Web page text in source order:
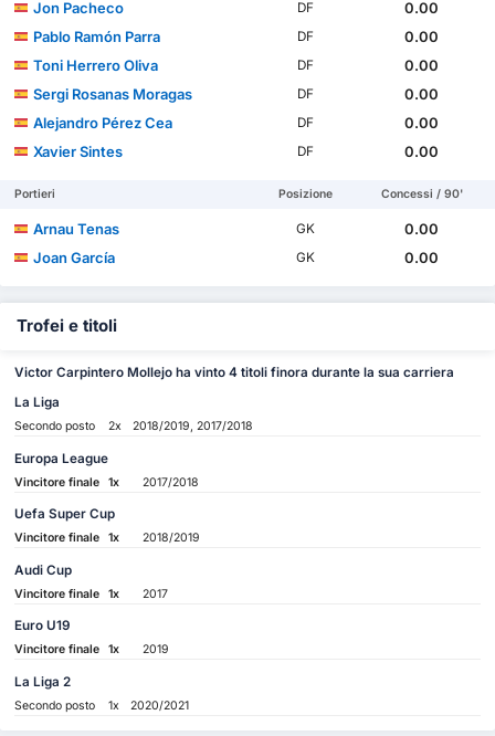
Jon Pacheco
DF
0.00
Pablo Ramón Parra
DF
0.00
Toni Herrero Oliva
DF
0.00
Sergi Rosanas Moragas
DF
0.00
Alejandro Pérez Cea
DF
0.00
Xavier Sintes
DF 0.00
Portieri Posizione Concessi / 90'
Arnau Tenas GK
0.00
Joan García
GK 0.00
Trofei e titoli
Victor Carpintero Mollejo ha vinto 4 titoli finora durante la sua carriera
La Liga
Secondo posto 2x 2018/2019, 2017/2018
Europa League
Vincitore finale 1x 2017/2018
Uefa Super Cup
Vincitore finale 1x 2018/2019
Audi Cup
Vincitore finale 1x 2017
Euro U19
Vincitore finale 1x 2019
La Liga 2
Secondo posto 1x 2020/2021